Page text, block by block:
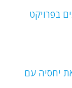
בפרויקט
את יחסיה עם